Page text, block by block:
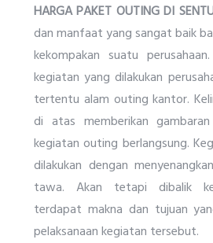
HARGA PAKET OUTINGDI
dan manfaat yang sangat baik
kekompakan suatu perusahaan.
kegiatan yang dilakukan
tertentu alam outing kantor.
di atas memberikan
kegiatan outing berlangsung.
dilakukan dengan
tawa. Akan tetapi dibalik
terdapat makna dan tujuan
pelaksanaan kegiatan tersebut.